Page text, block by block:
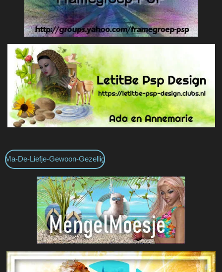
Ma-De-Liefje-Gewoon-Gezellig